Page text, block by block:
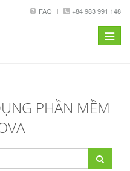
FAQ +84 983 991 148
Toggle
PHẦN MỀM